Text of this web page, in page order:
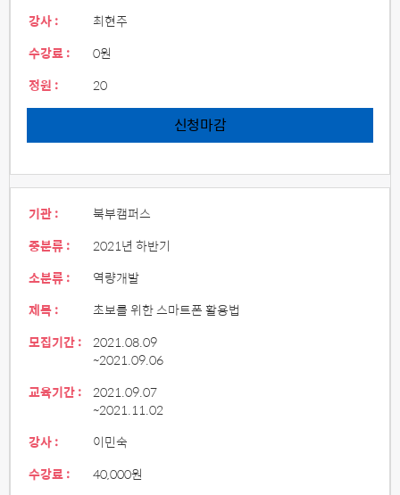
강사 :
최현주
수강료 :
0원
정원 :
20
신청마감
기관 :
북부캠퍼스
중분류 :
2021년 하반기
소분류 :
역량개발
제목 :
초보를 위한 스마트폰 활용법
모집기간 : 2021.08.09
~2021.09.06
교육기간 : 2021.09.07
~2021.11.02
강사 :
이민숙
수강료 :
40,000원